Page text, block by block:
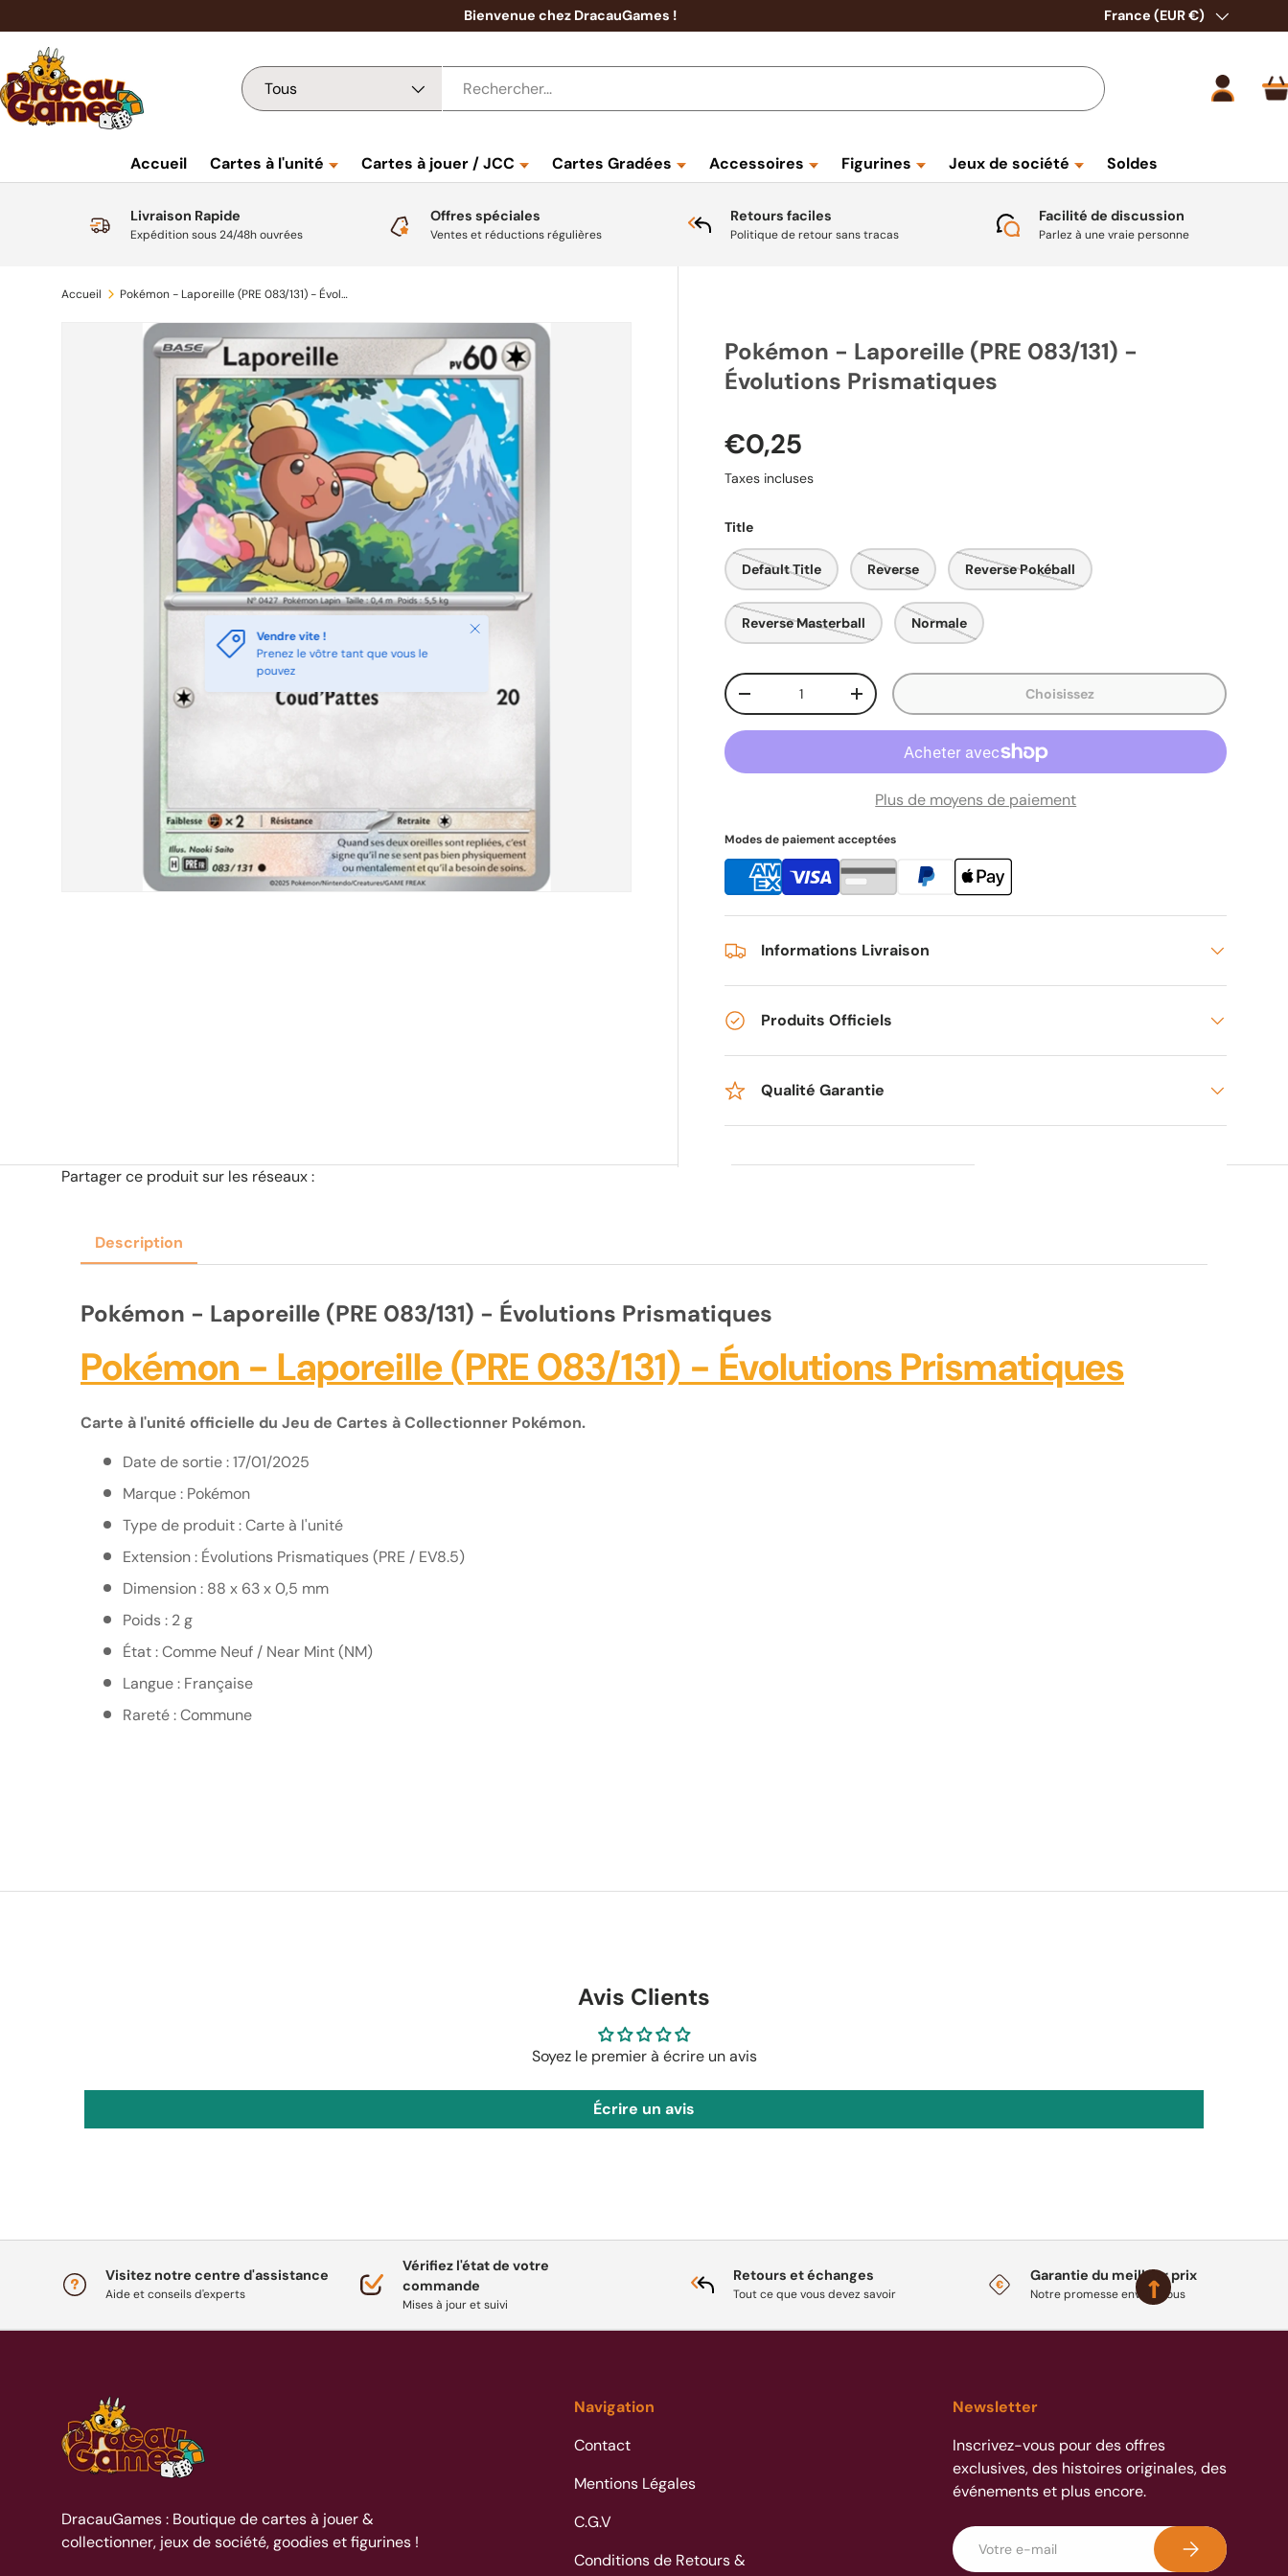
Aller au contenu
Bienvenue chez DracauGames ! Pays
France (EUR €)
Recherche
Type de produit
Tous Se
Accueil Cartes à l'unité Cartes à jouer / JCC Cartes Gradées Accessoires Figurines Jeux de société Soldes
Livraison Rapide
Expédition sous 24/48h ouvrées
Offres spéciales
Ventes et réductions régulières
Retours faciles
Politique de retour sans tracas
Facilité de discussion
Parlez à une vraie personne
Accueil Pokémon - Laporeille (PRE 083/131) - Évolutions Prismatiques
Passer aux informations produits
Vendre vite !
Prenez le vôtre tant que vous le
pouvez
Fermer
Pokémon - Laporeille (PRE 083/131) -
Évolutions Prismatiques
Prix habituel
€0,25
Taxes incluses
Title
Default Title Reverse Reverse Pokéball
Reverse Masterball Normale
Qté
Diminuer la quantitéAugmenter la quantité Choisissez
Plus de moyens de paiement
Modes de paiement acceptées
Informations Livraison
Produits Officiels
Qualité Garantie
Partager ce produit sur les réseaux :
Description
Pokémon - Laporeille (PRE 083/131) - Évolutions Prismatiques
Pokémon - Laporeille (PRE 083/131) - Évolutions Prismatiques
Carte à l'unité officielle du Jeu de Cartes à Collectionner Pokémon.
Date de sortie : 17/01/2025
Marque : Pokémon
Type de produit : Carte à l'unité
Extension : Évolutions Prismatiques (PRE / EV8.5)
Dimension : 88 x 63 x 0,5 mm
Poids : 2 g
État : Comme Neuf / Near Mint (NM)
Langue : Française
Rareté : Commune
Avis Clients
Soyez le premier à écrire un avis
Écrire un avis
Visitez notre centre d'assistance
Aide et conseils d'experts
Vérifiez l'état de votre
commande
Mises à jour et suivi
Retours et échanges
Tout ce que vous devez savoir
Garantie du meilleur prix
Notre promesse envers vous
DracauGames : Boutique de cartes à jouer &
collectionner, jeux de société, goodies et figurines !
Navigation
Contact
Mentions Légales
C.G.V
Conditions de Retours &
Newsletter
Inscrivez-vous pour des offres
exclusives, des histoires originales, des
événements et plus encore.
E-mail S’inscrire